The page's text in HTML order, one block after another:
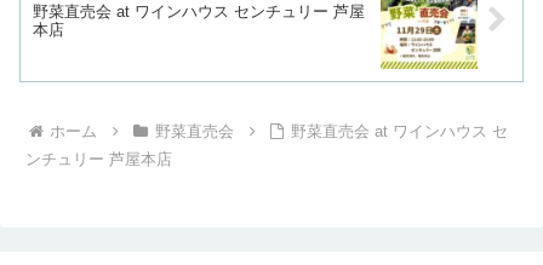
野菜直売会 at ワインハウス センチュリー 芦屋
本店
ホーム 野菜直売会
野菜直売会 at ワインハウス セ
ンチュリー 芦屋本店